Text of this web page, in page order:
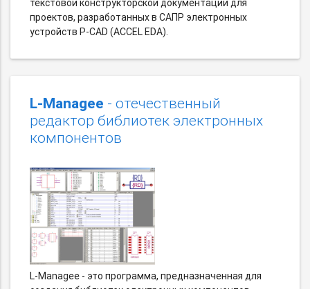
текстовой конструкторской документации для
проектов, разработанных в САПР электронных
устройств P-CAD (ACCEL EDA).
L-Managee - отечественный
редактор библиотек электронных
компонентов
L-Managee - это программа, предназначенная для